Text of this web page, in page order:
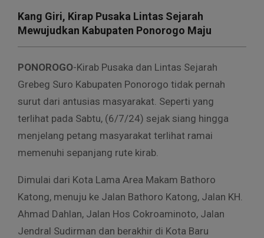
Kang Giri, Kirap Pusaka Lintas Sejarah
Mewujudkan Kabupaten Ponorogo Maju
PONOROGO-Kirab Pusaka dan Lintas Sejarah
Grebeg Suro Kabupaten Ponorogo tidak pernah
surut dari antusias masyarakat. Seperti yang
terlihat pada Sabtu, (6/7/24) sejak siang hingga
menjelang petang masyarakat terlihat ramai
memenuhi sepanjang rute kirab.
Dimulai dari Kota Lama Area Makam Bathoro
Katong, menuju ke Jalan Bathoro Katong, Jalan KH.
Ahmad Dahlan, Jalan Hos Cokroaminoto, Jalan
Jendral Sudirman dan berakhir di Kota Baru